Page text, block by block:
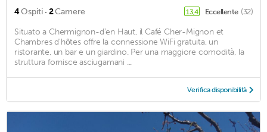
4Ospiti · 2Camere 13,4 Eccellente (32)
Situato a Chermignon-dʼen Haut, il Café Cher-Mignon et
Chambres d'hôtes offre la connessione WiFi gratuita, un
ristorante, un bar e un giardino. Per una maggiore comodità, la
struttura fornisce asciugamani ...
Verifica disponibilità